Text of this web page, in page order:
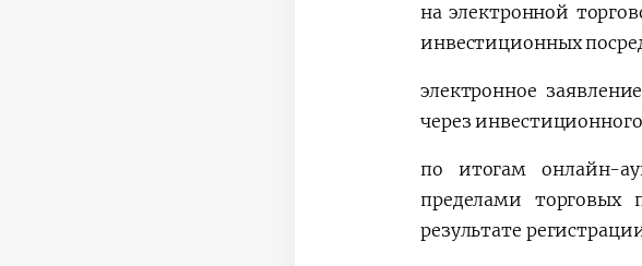
на электронной
инвестиционных
электронное
через
по итогам онлайн-
пределами торговых
результате